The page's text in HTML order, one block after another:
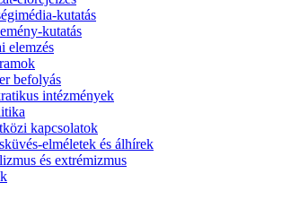
kutatás
kutatás
elemzés
befolyás
intézmények
kapcsolatok
elméletek és álhírek
és extrémizmus